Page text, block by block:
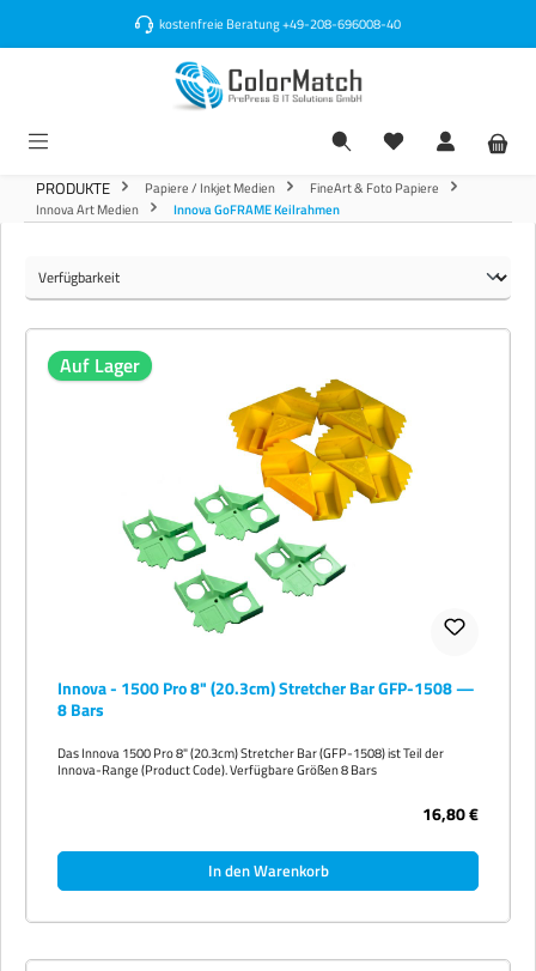
kostenfreie Beratung+49-208-696008-40
PRODUKTE Papiere / Inkjet Medien
FineArt & Foto Papiere
Innova Art Medien
Innova GoFRAME Keilrahmen
Auf Lager
Innova - 1500 Pro 8" (20.3cm) Stretcher Bar GFP-1508 —
8 Bars
Das Innova 1500 Pro 8" (20.3cm) Stretcher Bar (GFP-1508) ist Teil der
Innova-Range (Product Code). Verfügbare Größen 8 Bars
16,80 €
In den Warenkorb